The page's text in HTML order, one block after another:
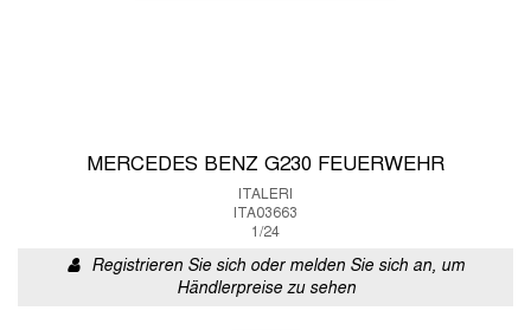
MERCEDES BENZ G230 FEUERWEHR
ITALERI
ITA03663
1/24
Registrieren Sie sich oder melden Sie sich an, um
Händlerpreise zu sehen